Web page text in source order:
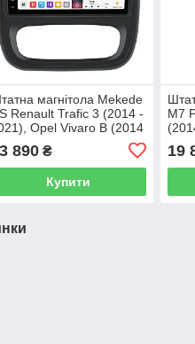
магнітола Mekede
Renault Trafic 3 (2014 -
Opel Vivaro B (2014
890₴
Купити
M7
19